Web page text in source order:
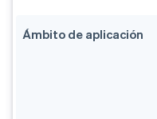
Ámbito de aplicación